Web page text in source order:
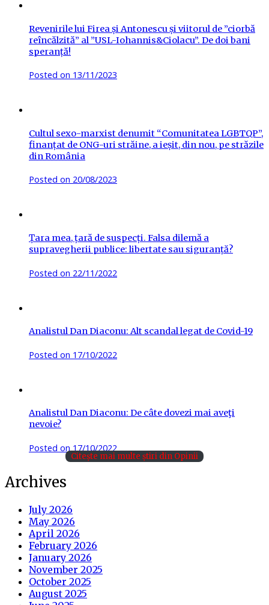
Revenirile lui Firea și Antonescu și viitorul de ”ciorbă
reîncălzită” al ”USL-Iohannis&Ciolacu”. De doi bani
speranță!
Posted on 13/11/2023
Cultul sexo-marxist denumit “Comunitatea LGBTQP”,
finanțat de ONG-uri străine, a ieșit, din nou, pe străzile
din România
Posted on 20/08/2023
Țara mea, țară de suspecți. Falsa dilemă a
supravegherii publice: libertate sau siguranță?
Posted on 22/11/2022
Analistul Dan Diaconu: Alt scandal legat de Covid-19
Posted on 17/10/2022
Analistul Dan Diaconu: De câte dovezi mai aveţi
nevoie?
Posted on 17/10/2022
Citește mai multe știri din Opinii
Archives
July 2026
May 2026
April 2026
February 2026
January 2026
November 2025
October 2025
August 2025